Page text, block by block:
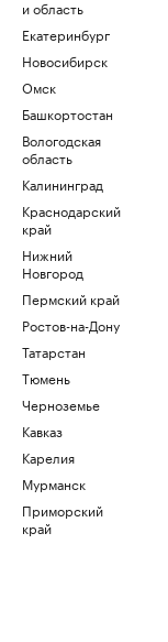
и область
Екатеринбург
Новосибирск
Омск
Башкортостан
Вологодская
область
Калининград
Краснодарский
край
Нижний
Новгород
Пермский край
Ростов-на-Дону
Татарстан
Тюмень
Черноземье
Кавказ
Карелия
Мурманск
Приморский
край